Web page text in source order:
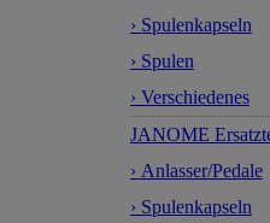
› Spulenkapseln
› Spulen
› Verschiedenes
JANOME
› Anlasser/Pedale
› Spulenkapseln